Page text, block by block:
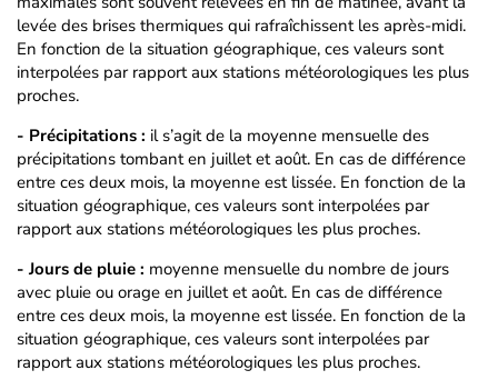
levée des brises thermiques qui rafraîchissent les après-midi.
En fonction de la situation géographique, ces valeurs sont
interpolées par rapport aux stations météorologiques les plus
proches.
- Précipitations : il s’agit de la moyenne mensuelle des
précipitations tombant en juillet et août. En cas de différence
entre ces deux mois, la moyenne est lissée. En fonction de la
situation géographique, ces valeurs sont interpolées par
rapport aux stations météorologiques les plus proches.
- Jours de pluie : moyenne mensuelle du nombre de jours
avec pluie ou orage en juillet et août. En cas de différence
entre ces deux mois, la moyenne est lissée. En fonction de la
situation géographique, ces valeurs sont interpolées par
rapport aux stations météorologiques les plus proches.